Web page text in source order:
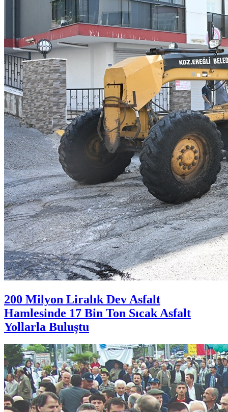
200 Milyon Liralık Dev Asfalt
Hamlesinde 17 Bin Ton Sıcak Asfalt
Yollarla Buluştu